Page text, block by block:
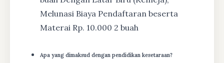
Melunasi Biaya Pendaftaran beserta
Materai Rp. 10.000 2 buah
Apa yang dimaksud dengan pendidikan kesetaraan?